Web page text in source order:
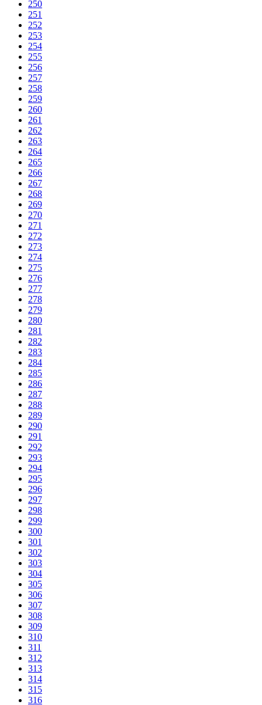
250
251
252
253
254
255
256
257
258
259
260
261
262
263
264
265
266
267
268
269
270
271
272
273
274
275
276
277
278
279
280
281
282
283
284
285
286
287
288
289
290
291
292
293
294
295
296
297
298
299
300
301
302
303
304
305
306
307
308
309
310
311
312
313
314
315
316